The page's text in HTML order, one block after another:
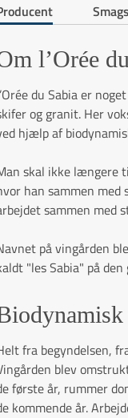
l’Orée
du Sabia er
og granit. Her
hjælp af
skal ikke længere
han sammen med
sammen med
på vingården
"les Sabia" på
fra begyndelsen,
blev
første år, rummer
kommende år.